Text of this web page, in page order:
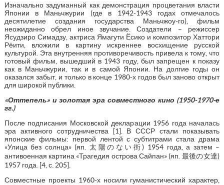
Изначально задуманный как демонстрация процветания власти
Японии в Маньчжурии (где в 1942-1943 годах отмечалось
десятилетие создания государства Маньчжоу-го), фильм
неожиданно обрел иное звучание. Создатели – режиссер
Ясудзиро Симадзу, актриса Ямагути Ёсико и композитор Хаттори
Рёити, вложили в картину искреннее восхищение русской
культурой. Эта внутренняя противоречивость привела к тому, что
готовый фильм, вышедший в 1943 году, был запрещен к показу
как в Маньчжурии, так и в самой Японии. На долгие годы он
оказался забыт, и только в конце 1980-х годов был заново открыт
для широкой публики.
«Оттепель» и золотая эра совместного кино (1950-1970-е
гг.)
После подписания Московской декларации 1956 года началась
эра активного сотрудничества [1]. В СССР стали показывать
японские фильмы: первой лентой с субтитрами стала драма
«Улица без солнца» (яп. 太陽のない街) 1954 года, а затем –
антивоенная картина «Трагедия острова Сайпан» (яп. 最後の女達)
1957 года. [4, с. 205].
Совместные проекты 1960-х носили гуманистический характер,